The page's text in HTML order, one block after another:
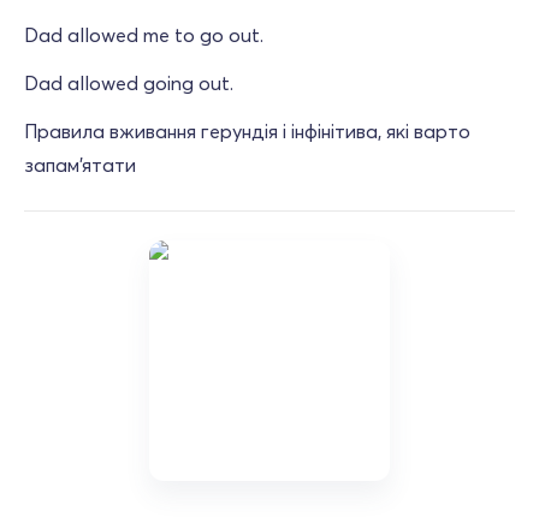
Dad allowed me to go out.
Dad allowed going out.
Правила вживання герундія і інфінітива, які варто
запам'ятати